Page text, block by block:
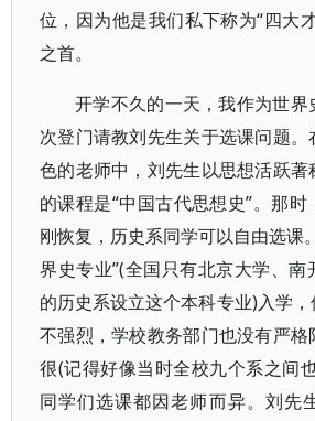
位，因为他是我们私下称为“四大
之首。
开学不久的一天，我作为世界
次登门请教刘先生关于选课问题
色的老师中，刘先生以思想活跃著
的课程是“中国古代思想史”。那
刚恢复，历史系同学可以自由选课
界史专业”(全国只有北京大学、南
的历史系设立这个本科专业)入学
不强烈，学校教务部门也没有严
很(记得好像当时全校九个系之间
同学们选课都因老师而异。刘先